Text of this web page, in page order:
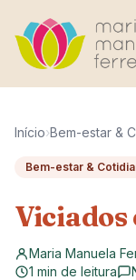
Início›Bem-estar &
Bem-estar &
Viciados
Maria Manuela
1 min de leitura